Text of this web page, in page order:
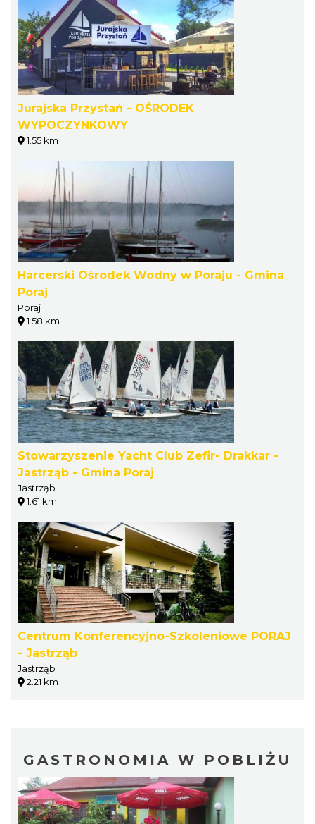
Jurajska Przystań - OŚRODEK
WYPOCZYNKOWY
1.55 km
Harcerski Ośrodek Wodny w Poraju - Gmina
Poraj
Poraj
1.58 km
Stowarzyszenie Yacht Club Zefir- Drakkar -
Jastrząb - Gmina Poraj
Jastrząb
1.61 km
Centrum Konferencyjno-Szkoleniowe PORAJ
- Jastrząb
Jastrząb
2.21 km
GASTRONOMIA W POBLIŻU